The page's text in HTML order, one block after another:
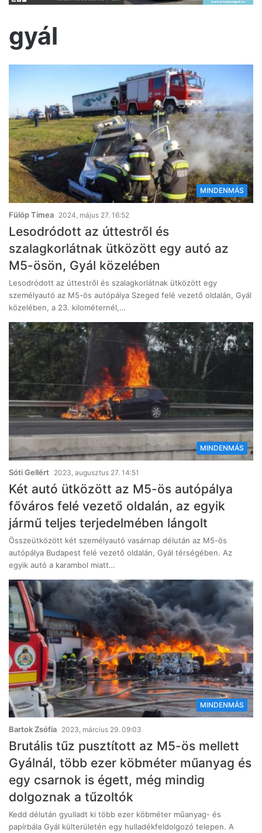
gyál
MINDENMÁS
Fülöp Tímea 2024, május 27. 16:52
Lesodródott az úttestről és
szalagkorlátnak ütközött egy autó az
M5-ösön, Gyál közelében
Lesodródott az úttestről és szalagkorlátnak ütközött egy
személyautó az M5-ös autópálya Szeged felé vezető oldalán, Gyál
közelében, a 23. kilométernél,…
MINDENMÁS
Sóti Gellért 2023, augusztus 27. 14:51
Két autó ütközött az M5-ös autópálya
főváros felé vezető oldalán, az egyik
jármű teljes terjedelmében lángolt
Összeütközött két személyautó vasárnap délután az M5-ös
autópálya Budapest felé vezető oldalán, Gyál térségében. Az
egyik autó a karambol miatt…
MINDENMÁS
Bartok Zsófia 2023, március 29. 09:03
Brutális tűz pusztított az M5-ös mellett
Gyálnál, több ezer köbméter műanyag és
egy csarnok is égett, még mindig
dolgoznak a tűzoltók
Kedd délután gyulladt ki több ezer köbméter műanyag- és
papírbála Gyál külterületén egy hulladékfeldolgozó telepen. A